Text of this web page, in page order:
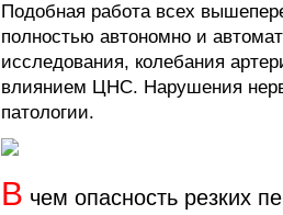
Подобная работа всех
полностью автономно и
исследования, колебания
влиянием ЦНС. Нарушения
патологии.
В чем опасность резких